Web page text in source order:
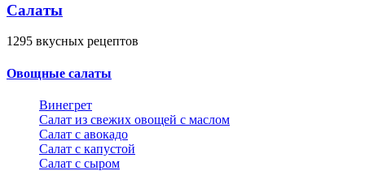
Салаты
1295 вкусных рецептов
Овощные салаты
Винегрет
Салат из свежих овощей с маслом
Салат с авокадо
Салат с капустой
Салат с сыром